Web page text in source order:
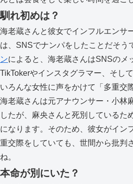
馴れ初めは？
海老蔵さんと彼女でインフルエンサ
は、SNSでナンパをしたことだそう
ンによると、海老蔵さんはSNSのメ
TikTokerやインスタグラマー、そし
いろんな女性に声をかけて「多重交
海老蔵さんは元アナウンサー・小林
したが、麻央さんと死別しているた
になります。そのため、彼女がイン
重交際をしていても、世間から批判
ね。
本命が別にいた？